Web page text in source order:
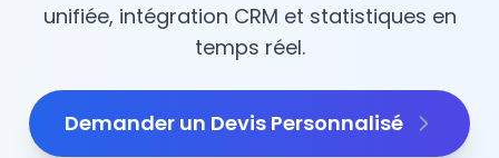
unifiée, intégration CRM et statistiques en
temps réel.
Demander un Devis Personnalisé